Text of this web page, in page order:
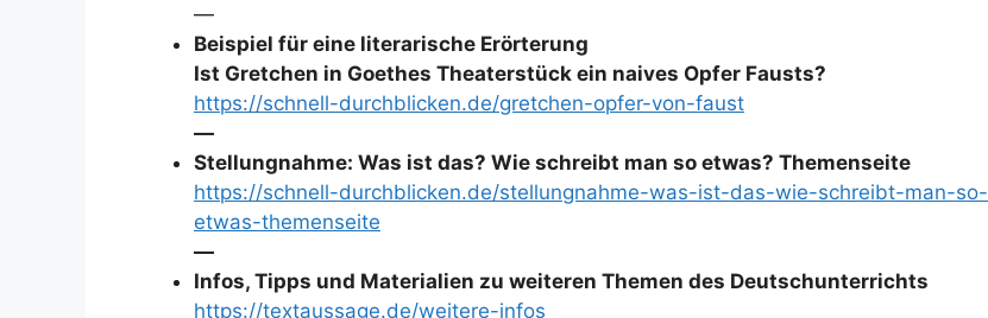
—
Beispiel für eine literarische Erörterung
Ist Gretchen in Goethes Theaterstück ein naives Opfer Fausts?
https://schnell-durchblicken.de/gretchen-opfer-von-faust
—
Stellungnahme: Was ist das? Wie schreibt man so etwas? Themenseite
https://schnell-durchblicken.de/stellungnahme-was-ist-das-wie-schreibt-man-so-
etwas-themenseite
—
Infos, Tipps und Materialien zu weiteren Themen des Deutschunterrichts
https://textaussage.de/weitere-infos